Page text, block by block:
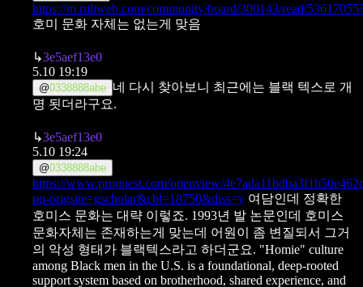
https://m.ruliweb.com/community/board/300143/read/
호미 문화 자체는 없는게 맞음
↳3e5aef13e0
5.10 19:19
@0338888abe 네 다시 찾아보니 최근에는 블랙 텍스로 개
명 됫더라구요.
↳3e5aef13e0
5.10 19:24
@0338888abe
https://www.proquest.com/openview/
pq-origsite=gscholar&cbl=18750&diss=y 여담인데 정확한
호미스 문화는 대략 이렇죠. 1993년 발 논문인데 호미스
문화자체는 존재하는게 맞는데 어원이 좀 변질되서 그거
의 악성 형태가 블랙텍스라고 하더군요. "Homie" culture
among Black men in the U.S. is a foundational, deep-rooted
support system based on brotherhood, shared experience, and